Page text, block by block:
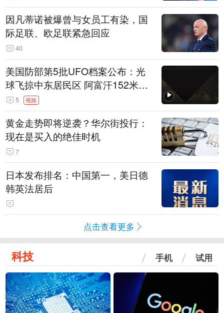
因凡蒂诺被爆曾与女员工有染，国
际足联、欧足联紧急回应
40
美国防部第5批UFO档案公布：光
球飞掠中东居民区 阿富汗152米三
角形遮蔽星光
5 视频
黄金走势即将逆袭？华尔街投行：
现在是买入的绝佳时机
7
日本发布排名：中国第一，美日德
韩英法居后
点击查看更多
科技 手机 试用